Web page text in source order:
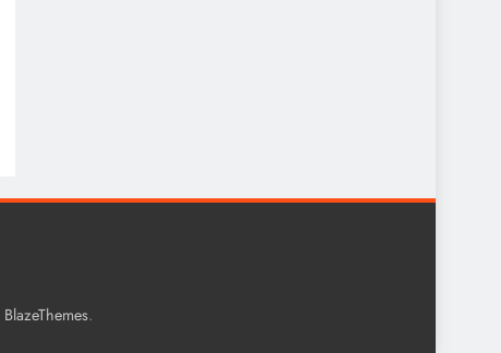
BlazeThemes.